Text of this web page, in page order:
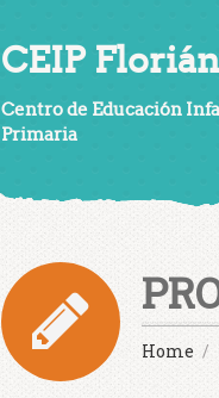
CEIP
Centro de Educación
Primaria
Home